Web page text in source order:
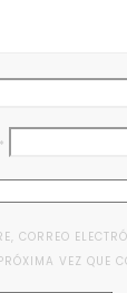
*
CORREO
VEZ QUE